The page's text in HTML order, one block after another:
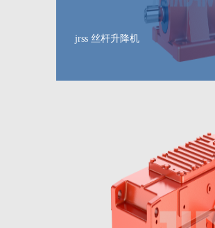
jrss 丝杆升降机